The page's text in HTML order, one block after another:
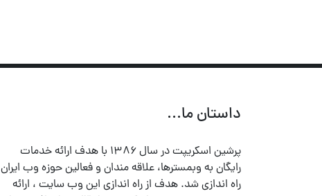
داستان ما...
پرشین اسکریپت در سال ۱۳۸۶ با هدف ارائه خدمات
رایگان به وبمسترها، علاقه مندان و فعالین حوزه وب ایران
راه اندازی شد. هدف از راه اندازی این وب سایت ، ارائه